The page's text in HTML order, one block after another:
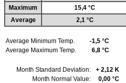
Maximum
15,4 °C
Average
2,1 °C
Average Minimum Temp.
-1,5 °C
Average Maximum Temp.
6,8 °C
Month Standard Deviation:
+ 2,12 K
Month Normal Value:
0,00 °C